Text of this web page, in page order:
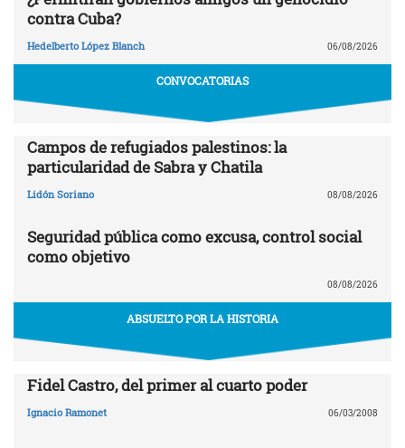
contra Cuba?
Hedelberto López Blanch 06/08/2026
CONVOCATORIAS
Campos de refugiados palestinos: la
particularidad de Sabra y Chatila
Lidón Soriano 08/08/2026
Seguridad pública como excusa, control social
como objetivo
08/08/2026
ABSUELTO POR LA HISTORIA
Fidel Castro, del primer al cuarto poder
Ignacio Ramonet 06/03/2008